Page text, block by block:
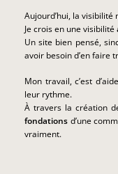
Aujourd’hui, la
Je crois en une visibilité
Un site bien pensé,
avoir besoin d’en faire
Mon travail, c’est
leur rythme.
À travers la création
fondations d’une
vraiment.